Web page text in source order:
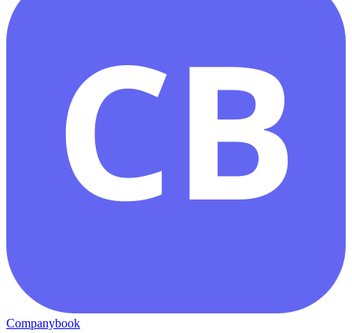
CB
Companybook